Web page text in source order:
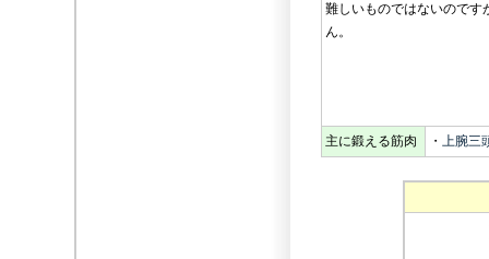
難しいものではないのです
ん
主に鍛える筋肉 ・ 上腕三